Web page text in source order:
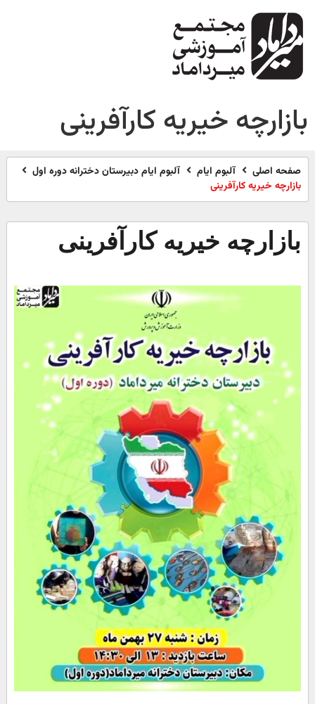
بازارچه خیریه کارآفرینی
صفحه اصلی آلبوم ایام
آلبوم ایام دبیرستان دخترانه دوره اول
بازارچه خیریه کارآفرینی
بازارچه خیریه کارآفرینی